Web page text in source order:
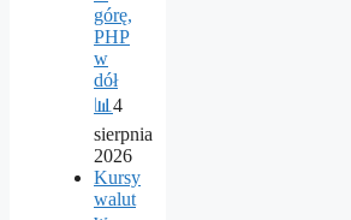
górę,
PHP
w
dół
📊 4
sierpnia
2026
Kursy
walut